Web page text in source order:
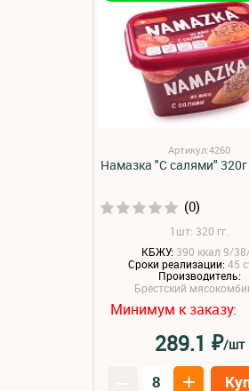
Артикул:4260
Намазка "С салями" 320г
(0)
1шт: 320 гг.
КБЖУ: 390 ккал 9/
Сроки реализации:45
Производитель:
Брестский
Минимум к заказу:
289.1 ₽/шт
+